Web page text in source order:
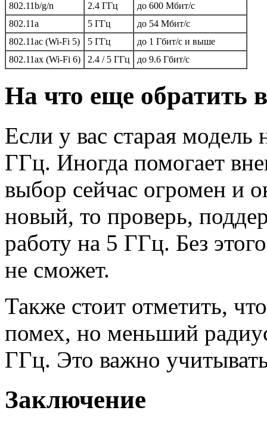
802.11b/g/n
2.4 ГГц
до 600 Мбит/с
802.11a
5 ГГц
до 54 Мбит/с
802.11ac (Wi-Fi 5)
5 ГГц
до 1 Гбит/с и выше
802.11ax (Wi-Fi 6)
2.4 / 5 ГГц до 9.6 Гбит/с
На что еще обратить
Если у вас старая
ГГц. Иногда помогает
выбор сейчас огромен и
новый, то проверь,
работу на 5 ГГц. Без
не сможет.
Также стоит отметить,
помех, но меньший
ГГц. Это важно
Заключение